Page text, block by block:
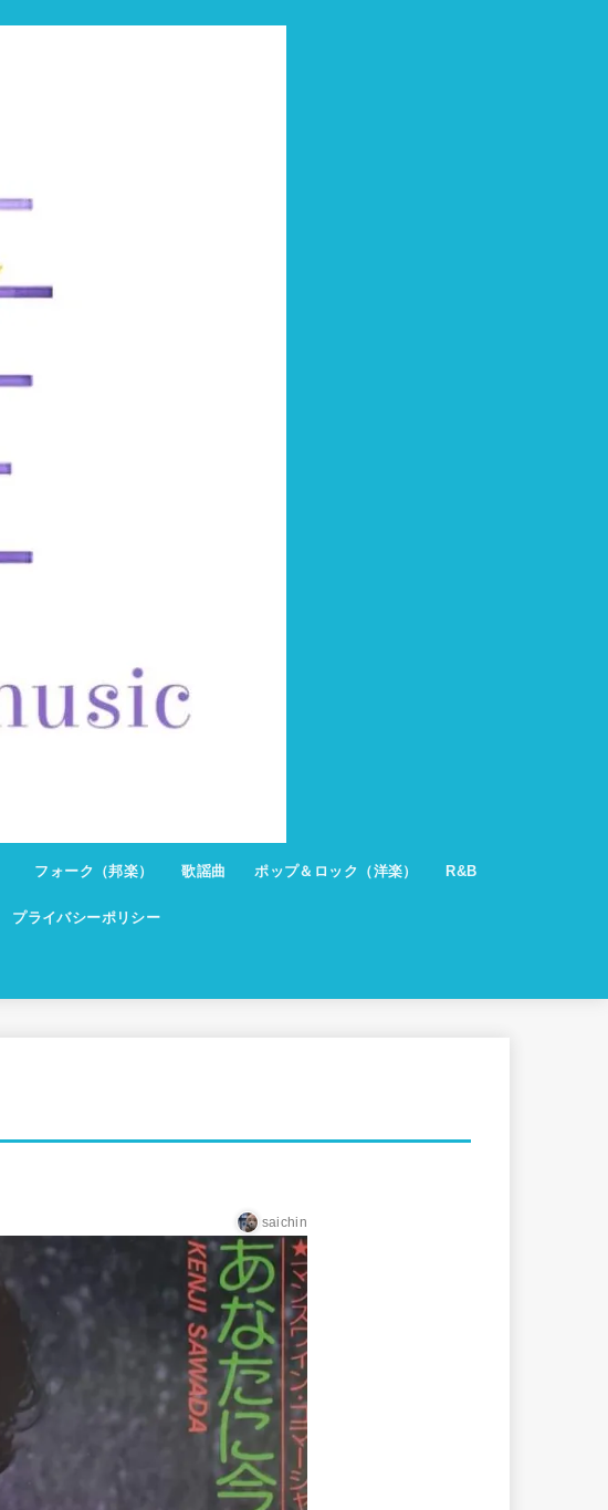
フォーク（邦楽） 歌謡曲 ポップ＆ロック（洋楽） R&B
プライバシーポリシー
saichin